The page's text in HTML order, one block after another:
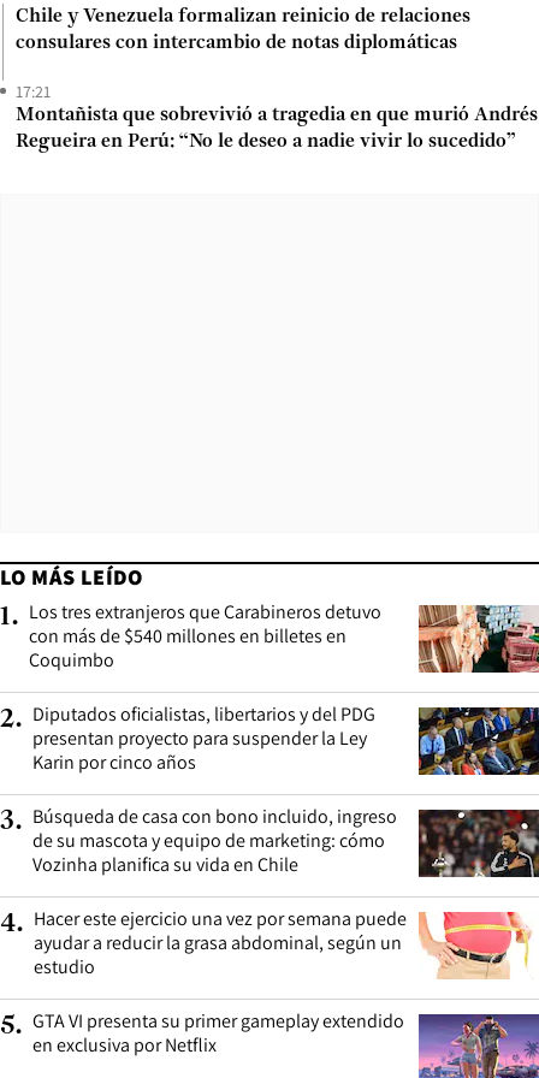
Chile y Venezuela formalizan reinicio de relaciones
consulares con intercambio de notas diplomáticas
17:21
Montañista que sobrevivió a tragedia en que murió Andrés
Regueira en Perú: “No le deseo a nadie vivir lo sucedido”
LO MÁS LEÍDO
1. Los tres extranjeros que Carabineros detuvo
con más de $540 millones en billetes en
Coquimbo
2. Diputados oficialistas, libertarios y del PDG
presentan proyecto para suspender la Ley
Karin por cinco años
3. Búsqueda de casa con bono incluido, ingreso
de su mascota y equipo de marketing: cómo
Vozinha planifica su vida en Chile
4. Hacer este ejercicio una vez por semana puede
ayudar a reducir la grasa abdominal, según un
estudio
5. GTA VI presenta su primer gameplay extendido
en exclusiva por Netflix